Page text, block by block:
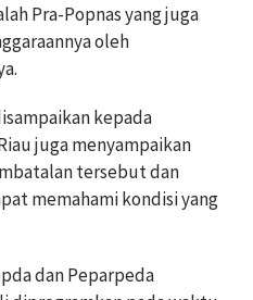
Pra-Popnas yang juga
oleh
kepada
juga menyampaikan
tersebut dan
memahami kondisi yang
dan Peparpeda